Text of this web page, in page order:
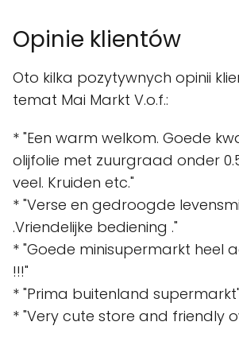
Opinie klientów
Oto kilka pozytywnych opinii
temat Mai Markt V.o.f.:
* "Een warm welkom. Goede
olijfolie met zuurgraad onder
veel. Kruiden etc."
* "Verse en gedroogde
.Vriendelijke bediening ."
* "Goede minisupermarkt heel
!!!"
* "Prima buitenland supermarkt"
* "Very cute store and friendly